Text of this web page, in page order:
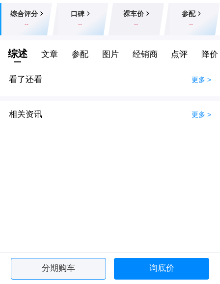
综合评分
--
口碑
--
裸车价
--
参配
--
综述 文章 参配 图片 经销商 点评 降价
看了还看 更多 >
相关资讯 更多 >
分期购车 询底价